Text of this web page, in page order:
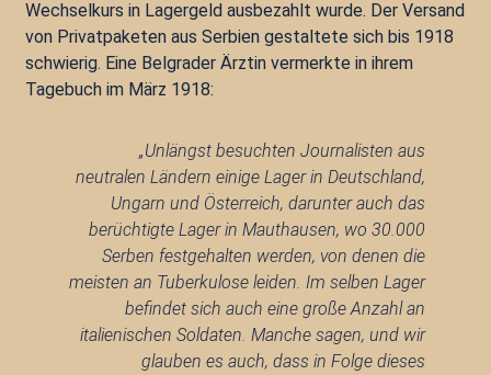
Wechselkurs in Lagergeld ausbezahlt wurde. Der Versand
von Privatpaketen aus Serbien gestaltete sich bis 1918
schwierig. Eine Belgrader Ärztin vermerkte in ihrem
Tagebuch im März 1918:
„Unlängst besuchten Journalisten aus
neutralen Ländern einige Lager in Deutschland,
Ungarn und Österreich, darunter auch das
berüchtigte Lager in Mauthausen, wo 30.000
Serben festgehalten werden, von denen die
meisten an Tuberkulose leiden. Im selben Lager
befindet sich auch eine große Anzahl an
italienischen Soldaten. Manche sagen, und wir
glauben es auch, dass in Folge dieses